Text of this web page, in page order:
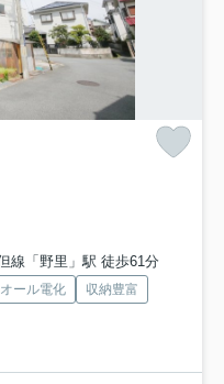
線「野里」駅 徒歩61分
オール電化
収納豊富